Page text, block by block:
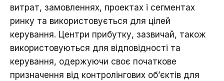
витрат, замовленнях, проектах і сегментах
ринку та використовується для цілей
керування. Центри прибутку, зазвичай, також
використовуються для відповідності та
керування, одержуючи своє початкове
призначення від контролінгових об’єктів для